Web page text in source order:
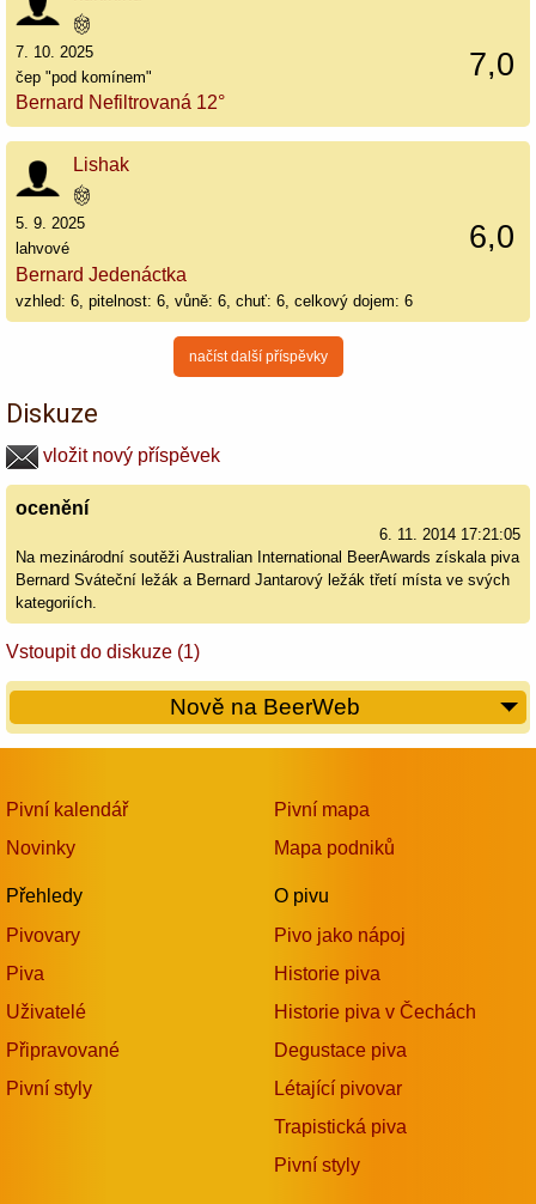
7,0
7. 10. 2025
čep "pod komínem"
Bernard Nefiltrovaná 12°
Lishak
6,0
5. 9. 2025
lahvové
Bernard Jedenáctka
vzhled: 6, pitelnost: 6, vůně: 6, chuť: 6, celkový dojem: 6
načíst další příspěvky
Diskuze
vložit nový příspěvek
ocenění
6. 11. 2014 17:21:05
Na mezinárodní soutěži Australian International BeerAwards získala piva
Bernard Sváteční ležák a Bernard Jantarový ležák třetí místa ve svých
kategoriích.
Vstoupit do diskuze (1)
Nově na BeerWeb
Pivní kalendář
Novinky
Přehledy
Pivovary
Piva
Uživatelé
Připravované
Pivní styly
Pivní mapa
Mapa podniků
O pivu
Pivo jako nápoj
Historie piva
Historie piva v Čechách
Degustace piva
Létající pivovar
Trapistická piva
Pivní styly